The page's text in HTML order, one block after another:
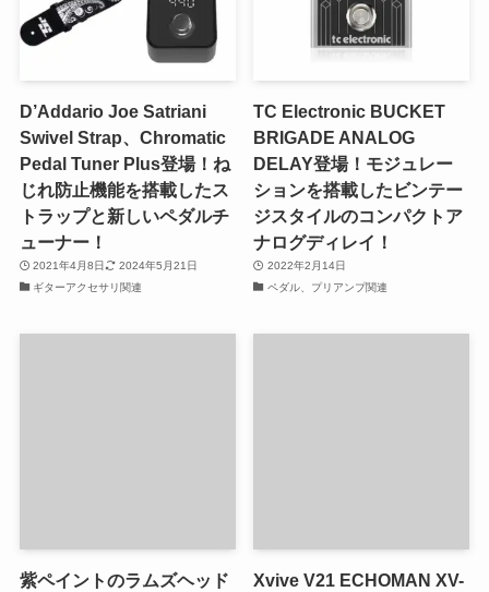
D’Addario Joe Satriani
Swivel Strap、Chromatic
Pedal Tuner Plus登場！ね
じれ防止機能を搭載したス
トラップと新しいペダルチ
ューナー！
2021年4月8日
2024年5月21日
ギターアクセサリ関連
TC Electronic BUCKET
BRIGADE ANALOG
DELAY登場！モジュレー
ションを搭載したビンテー
ジスタイルのコンパクトア
ナログディレイ！
2022年2月14日
ペダル、プリアンプ関連
紫ペイントのラムズヘッド
Xvive V21 ECHOMAN XV-